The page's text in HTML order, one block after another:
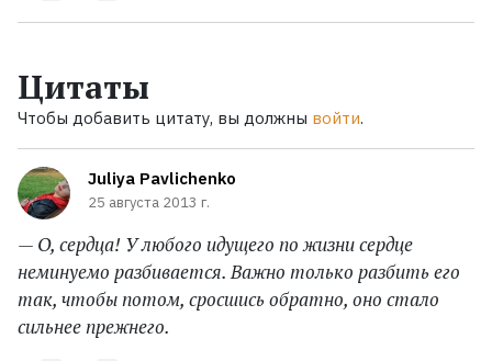
Цитаты
Чтобы добавить цитату, вы должны войти.
Juliya Pavlichenko
25 августа 2013 г.
— О, сердца! У любого идущего по жизни сердце
неминуемо разбивается. Важно только разбить его
так, чтобы потом, сросшись обратно, оно стало
сильнее прежнего.